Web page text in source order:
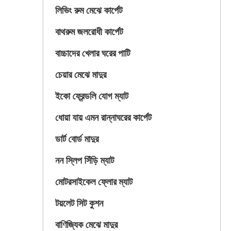
লিভিং রুম মেঝে কার্পেট
বাথরুম জলরোধী কার্পেট
বাচ্চাদের খেলার ঘরের পাটি
চেয়ার মেঝে মাদুর
ইকো ফ্রেন্ডলি যোগ ম্যাট
ধোয়া যায় এমন রান্নাঘরের কার্পেট
ডার্ট বোর্ড মাদুর
নন স্লিপ সিঁড়ি ম্যাট
মোটরসাইকেল ফ্লোর ম্যাট
টয়লেট সিট কুশন
বাণিজ্যিক মেঝে মাদুর